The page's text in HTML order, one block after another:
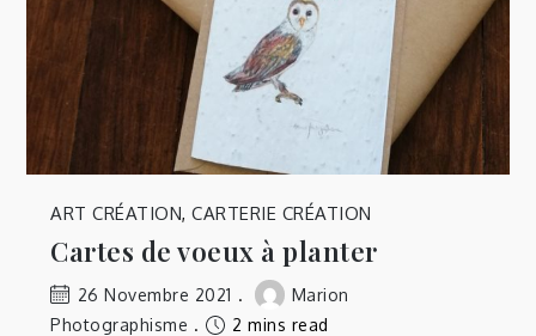
ART CRÉATION,CARTERIE CRÉATION
Cartes de voeux à planter
26 Novembre 2021
Marion
Photographisme
2 mins read